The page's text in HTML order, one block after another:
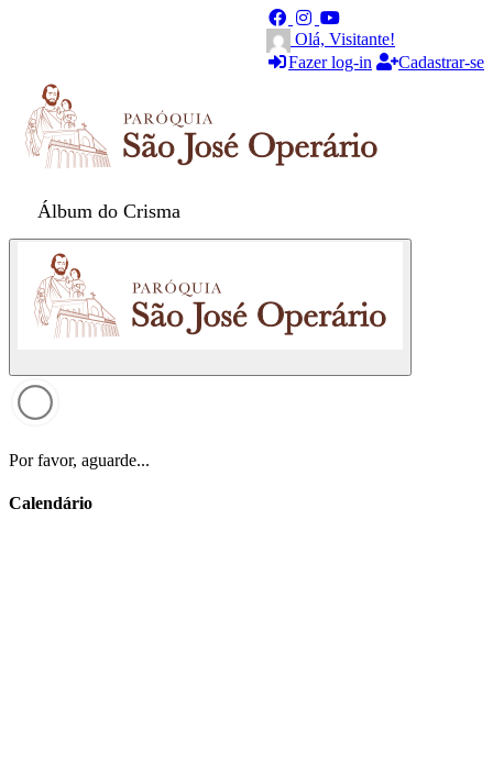
Olá, Visitante!
Fazer log-in
Cadastrar-se
Álbum do Crisma
Por favor, aguarde...
Calendário